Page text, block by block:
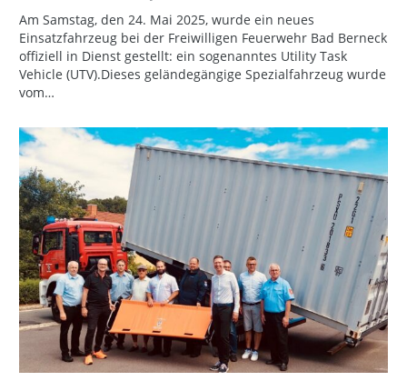
Am Samstag, den 24. Mai 2025, wurde ein neues
Einsatzfahrzeug bei der Freiwilligen Feuerwehr Bad Berneck
offiziell in Dienst gestellt: ein sogenanntes Utility Task
Vehicle (UTV).Dieses geländegängige Spezialfahrzeug wurde
vom…